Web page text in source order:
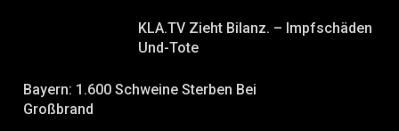
KLA.TV Zieht Bilanz. – Impfschäden
Und-Tote
Bayern: 1.600 Schweine Sterben Bei
Großbrand